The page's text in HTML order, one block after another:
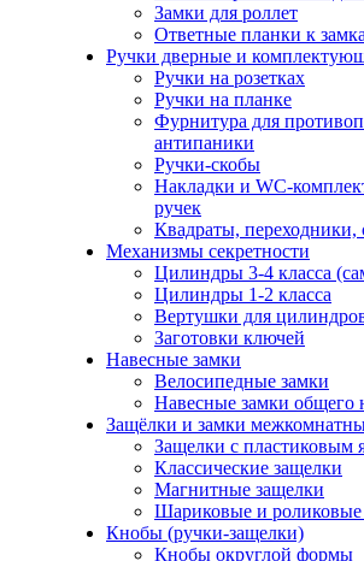
Замки для роллет
Ответные планки к
Ручки дверные и
Ручки на розетках
Ручки на планке
Фурнитура для
антипаники
Ручки-скобы
Накладки и WC-
ручек
Квадраты, переходники,
Механизмы секретности
Цилиндры 3-4 класса
Цилиндры 1-2 класса
Вертушки для
Заготовки ключей
Навесные замки
Велосипедные замки
Навесные замки общего
Защёлки и замки
Защелки с пластиковым
Классические защелки
Магнитные защелки
Шариковые и
Кнобы (ручки-защелки)
Кнобы округлой формы